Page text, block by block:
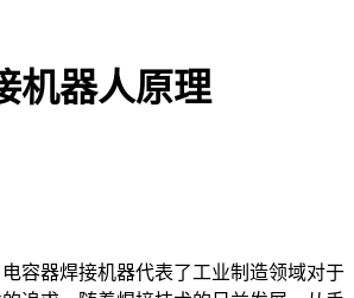
机器人原理
容器焊接机器代表了工业制造领域对于